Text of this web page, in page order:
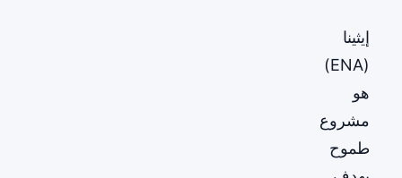
إيثينا
(ENA)
هو
مشروع
طموح